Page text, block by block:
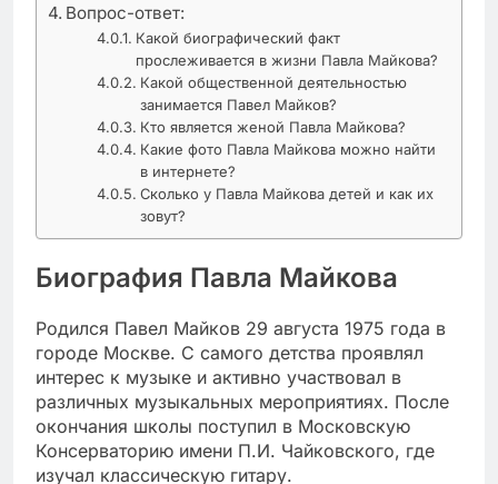
Вопрос-ответ:
Какой биографический факт
прослеживается в жизни Павла Майкова?
Какой общественной деятельностью
занимается Павел Майков?
Кто является женой Павла Майкова?
Какие фото Павла Майкова можно найти
в интернете?
Сколько у Павла Майкова детей и как их
зовут?
Биография Павла Майкова
Родился Павел Майков 29 августа 1975 года в
городе Москве. С самого детства проявлял
интерес к музыке и активно участвовал в
различных музыкальных мероприятиях. После
окончания школы поступил в Московскую
Консерваторию имени П.И. Чайковского, где
изучал классическую гитару.